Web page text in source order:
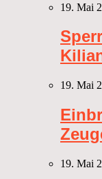
19. Mai
19. Mai
19. Mai